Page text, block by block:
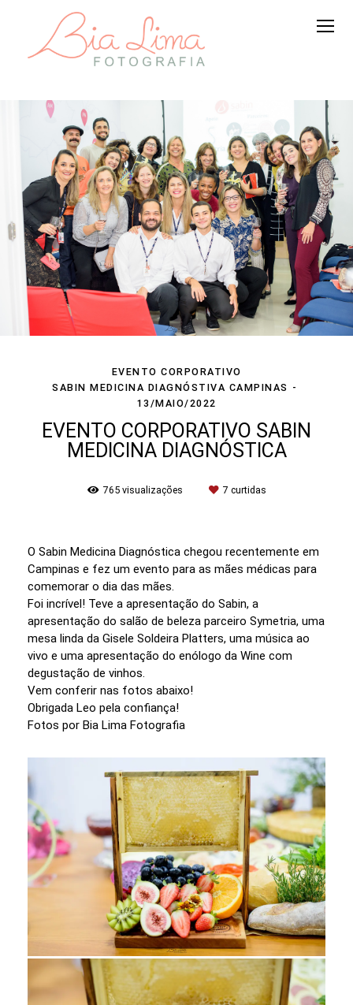
EVENTO CORPORATIVO
SABIN MEDICINA DIAGNÓSTIVA CAMPINAS
13/MAIO/2022
EVENTO CORPORATIVO SABIN
MEDICINA DIAGNÓSTICA
765visualizações 7 curtidas
O Sabin Medicina Diagnóstica chegou recentemente em
Campinas e fez um evento para as mães médicas para
comemorar o dia das mães.
Foi incrível! Teve a apresentação do Sabin, a
apresentação do salão de beleza parceiro Symetria, uma
mesa linda da Gisele Soldeira Platters, uma música ao
vivo e uma apresentação do enólogo da Wine com
degustação de vinhos.
Vem conferir nas fotos abaixo!
Obrigada Leo pela confiança!
Fotos por Bia Lima Fotografia